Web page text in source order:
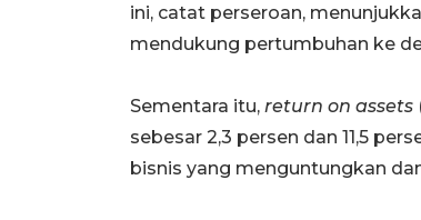
ini, catat perseroan,
mendukung pertumbuhan ke
Sementara itu, return on assets
sebesar 2,3 persen dan 11,5
bisnis yang menguntungkan